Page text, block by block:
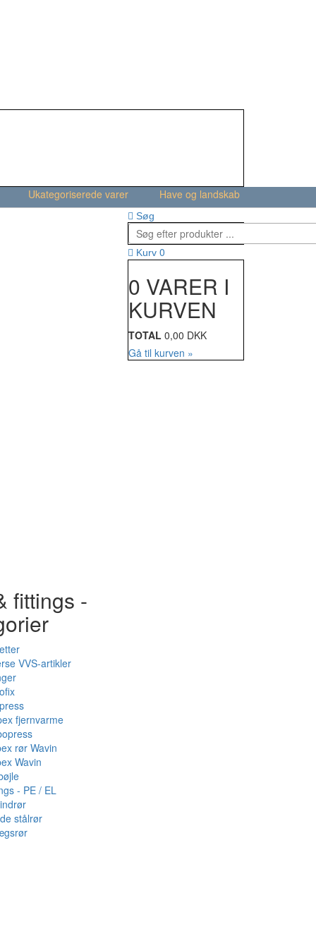
Ukategoriserede varer Have og landskab
fittings -
VVS-artikler
fjernvarme
rør Wavin
Wavin
- PE / EL
stålrør
Søg
Kurv 0
0 VARER I
KURVEN
TOTAL 0,00 DKK
Gå til kurven »